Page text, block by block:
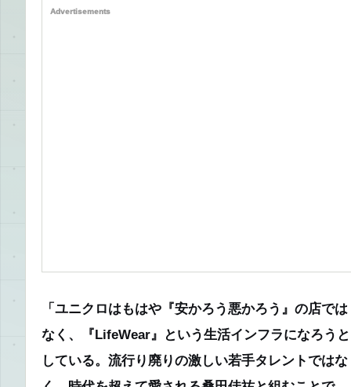
Advertisements
「ユニクロはもはや『安かろう悪かろう』の店では
なく、『LifeWear』という生活インフラになろうと
している。流行り廃りの激しい若手タレントではな